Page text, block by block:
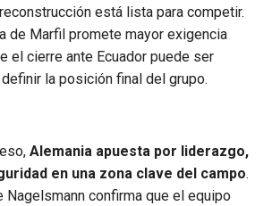
está lista para competir.
de Marfil promete mayor exigencia
el cierre ante Ecuador puede ser
la posición final del grupo.
Alemania apuesta por liderazgo,
en una zona clave del campo.
Nagelsmann confirma que el equipo